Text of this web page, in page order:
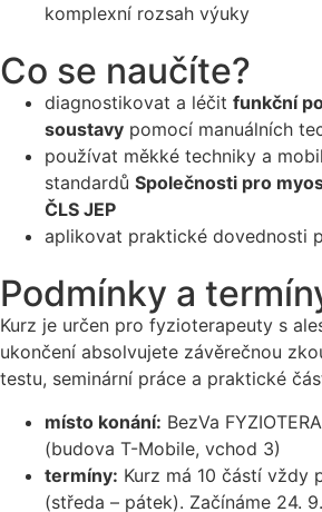
komplexní rozsah výuky
Co se naučíte?
diagnostikovat a léčit funkční
soustavy pomocí manuálních
používat měkké techniky a
standardů Společnosti pro
ČLS JEP
aplikovat praktické dovednosti
Podmínky a
Kurz je určen pro fyzioterapeuty s
ukončení absolvujete závěrečnou
testu, seminární práce a praktické
místo konání: BezVa
(budova T-Mobile, vchod 3)
termíny: Kurz má 10 částí vždy
(středa – pátek). Začínáme 24.